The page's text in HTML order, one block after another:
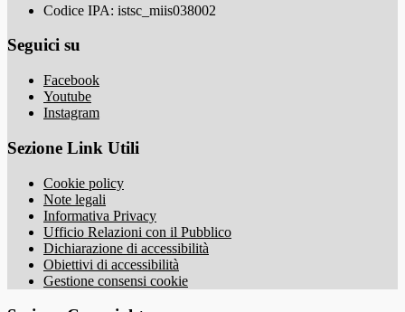
Codice IPA: istsc_miis038002
Seguici su
Facebook
Youtube
Instagram
Sezione Link Utili
Cookie policy
Note legali
Informativa Privacy
Ufficio Relazioni con il Pubblico
Dichiarazione di accessibilità
Obiettivi di accessibilità
Gestione consensi cookie